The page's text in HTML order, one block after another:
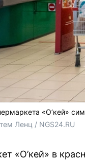
«О’кей»
Ленц / NGS24.RU
«О’кей» в